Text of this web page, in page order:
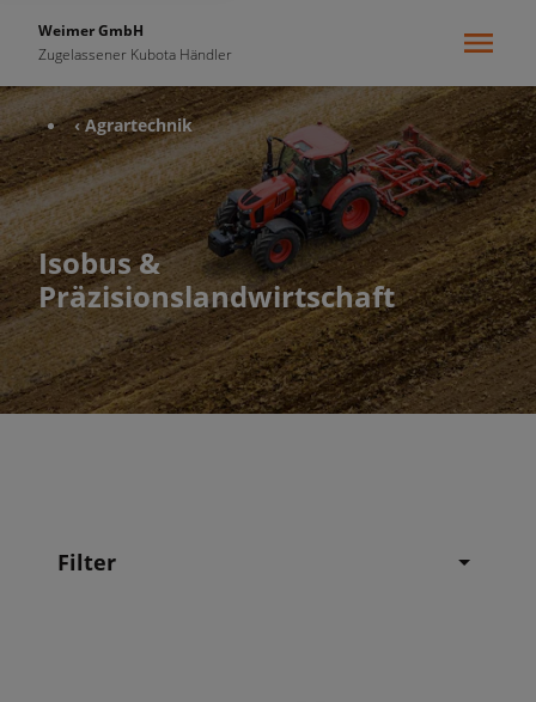
Weimer GmbH
Zugelassener Kubota Händler
‹ Agrartechnik
Isobus &
Präzisionslandwirtschaft
Filter